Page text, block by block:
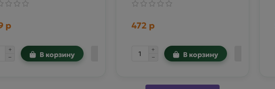
р
В корзину
472 р
В корзину